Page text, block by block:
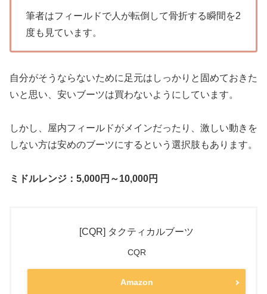
筆者はフィールドで人が転倒して骨折する瞬間を2
度も見ています。
自分がそうならないために足元はしっかりと固めておきた
いと思い、安いブーツは買わないようにしています。
しかし、 屋内フィールドがメインだったり、激しい動きを
しない方は安めのブーツにするという選択肢もあります。
ミドルレンジ：5,000円～10,000円
[CQR] タクティカルブーツ
CQR
Amazon